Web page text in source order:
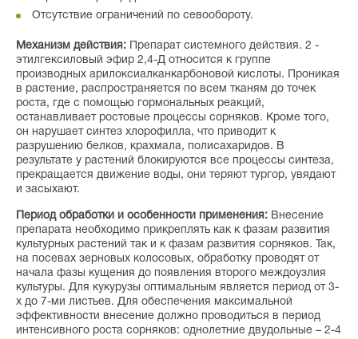
Отсутствие ограничений по севообороту.
Механизм действия: Препарат системного действия. 2 -
этилгексиловый эфир 2,4-Д относится к группе
производных арилоксиалканкарбоновой кислоты. Проникая
в растение, распространяется по всем тканям до точек
роста, где с помощью гормональных реакций,
останавливает ростовые процессы сорняков. Кроме того,
он нарушает синтез хлорофилла, что приводит к
разрушению белков, крахмала, полисахаридов. В
результате у растений блокируются все процессы синтеза,
прекращается движение воды, они теряют тургор, увядают
и засыхают.
Период обработки и особенности применения: Внесение
препарата необходимо прикреплять как к фазам развития
культурных растений так и к фазам развития сорняков. Так,
на посевах зерновых колосовых, обработку проводят от
начала фазы кущения до появления второго междоузлия
культуры. Для кукурузы оптимальным является период от 3-
х до 7-ми листьев. Для обеспечения максимальной
эффективности внесение должно проводиться в период
интенсивного роста сорняков: однолетние двудольные – 2-4